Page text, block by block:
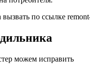
по ссылке
можем исправить